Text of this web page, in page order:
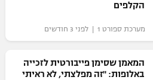
הקלפים
מערכת ספורט 1 | לפני 3 חודשים
המאמן שסימן פייבורטית לזכייה
באלופות: "זה מפלצתי, לא ראיתי